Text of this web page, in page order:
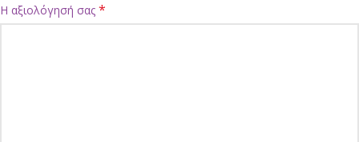
Η αξιολόγησή σας *